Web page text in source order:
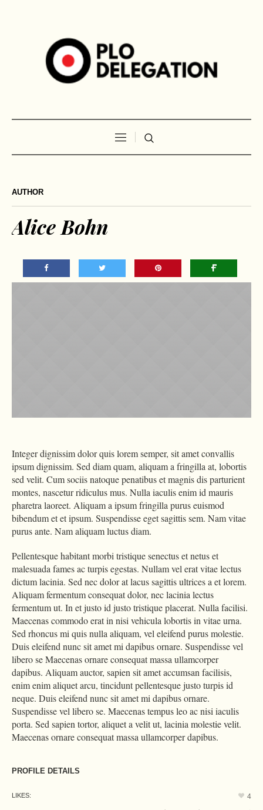
AUTHOR
Alice Bohn
Integer dignissim dolor quis lorem semper, sit amet convallis
ipsum dignissim. Sed diam quam, aliquam a fringilla at, lobortis
sed velit. Cum sociis natoque penatibus et magnis dis parturient
montes, nascetur ridiculus mus. Nulla iaculis enim id mauris
pharetra laoreet. Aliquam a ipsum fringilla purus euismod
bibendum et et ipsum. Suspendisse eget sagittis sem. Nam vitae
purus ante. Nam aliquam luctus diam.
Pellentesque habitant morbi tristique senectus et netus et
malesuada fames ac turpis egestas. Nullam vel erat vitae lectus
dictum lacinia. Sed nec dolor at lacus sagittis ultrices a et lorem.
Aliquam fermentum consequat dolor, nec lacinia lectus
fermentum ut. In et justo id justo tristique placerat. Nulla facilisi.
Maecenas commodo erat in nisi vehicula lobortis in vitae urna.
Sed rhoncus mi quis nulla aliquam, vel eleifend purus molestie.
Duis eleifend nunc sit amet mi dapibus ornare. Suspendisse vel
libero se Maecenas ornare consequat massa ullamcorper
dapibus. Aliquam auctor, sapien sit amet accumsan facilisis,
enim enim aliquet arcu, tincidunt pellentesque justo turpis id
neque. Duis eleifend nunc sit amet mi dapibus ornare.
Suspendisse vel libero se. Maecenas tempus leo ac nisi iaculis
porta. Sed sapien tortor, aliquet a velit ut, lacinia molestie velit.
Maecenas ornare consequat massa ullamcorper dapibus.
PROFILE DETAILS
LIKES: 4